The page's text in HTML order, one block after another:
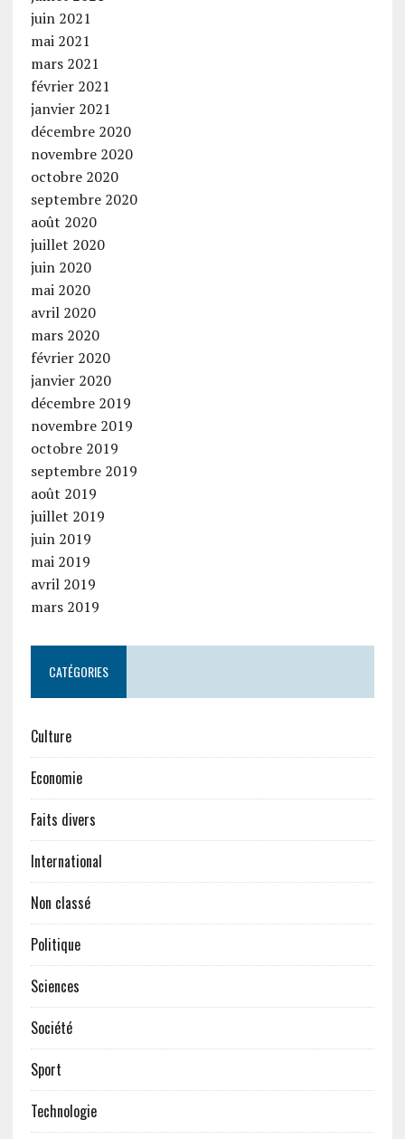
juin 2021
mai 2021
mars 2021
février 2021
janvier 2021
décembre 2020
novembre 2020
octobre 2020
septembre 2020
août 2020
juillet 2020
juin 2020
mai 2020
avril 2020
mars 2020
février 2020
janvier 2020
décembre 2019
novembre 2019
octobre 2019
septembre 2019
août 2019
juillet 2019
juin 2019
mai 2019
avril 2019
mars 2019
CATÉGORIES
Culture
Economie
Faits divers
International
Non classé
Politique
Sciences
Société
Sport
Technologie